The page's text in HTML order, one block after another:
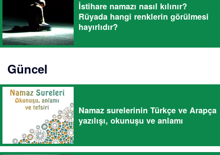
İstihare namazı nasıl kılınır?
Rüyada hangi renklerin görülmesi
hayırlıdır?
Güncel
Namaz surelerinin Türkçe ve Arapça
yazılışı, okunuşu ve anlamı